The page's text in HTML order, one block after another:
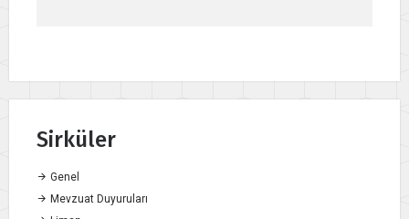
Sirküler
Genel
Mevzuat Duyuruları